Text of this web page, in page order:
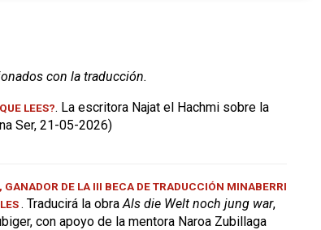
con la traducción.
LEES?. La escritora Najat el Hachmi sobre la
Ser, 21-05-2026)
DE LA III BECA DE TRADUCCIÓN MINABERRI
. Traducirá la obra Als die Welt noch jung war,
con apoyo de la mentora Naroa Zubillaga